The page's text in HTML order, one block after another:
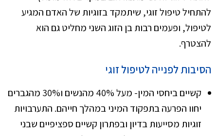
להתחיל טיפול זוגי, שיתמקד בזוגיות של האדם המגיע
לטיפול, ופעמים רבות בן הזוג השני מחליט גם הוא
להצטרף.
הסיבות לפנייה לטיפול זוגי
קשיים ביחסי המין- מעל 40% מהנשים ו30% מהגברים
יחוו הפרעה בתפקוד המיני במהלך חייהם. התערבויות
זוגיות מסייעות בדיון ובפתרון קשיים ספציפיים שבני